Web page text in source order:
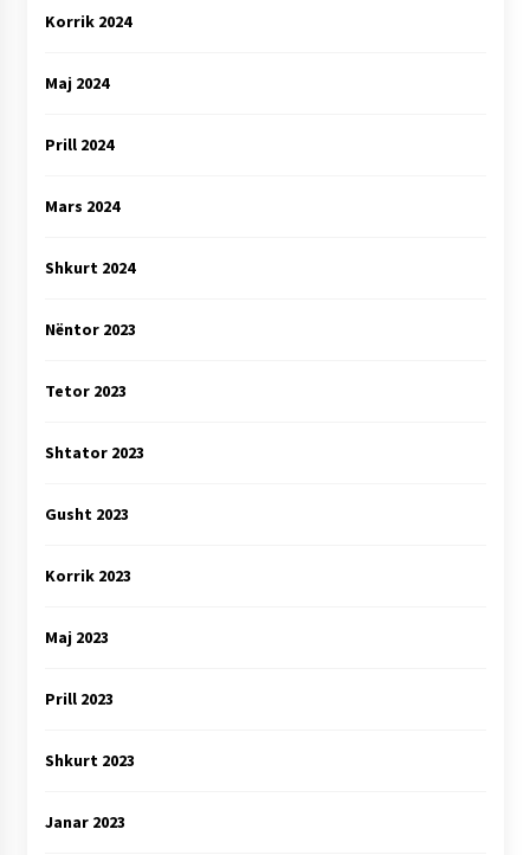
Korrik 2024
Maj 2024
Prill 2024
Mars 2024
Shkurt 2024
Nëntor 2023
Tetor 2023
Shtator 2023
Gusht 2023
Korrik 2023
Maj 2023
Prill 2023
Shkurt 2023
Janar 2023